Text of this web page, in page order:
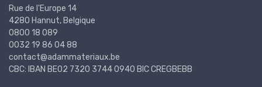
Rue de l'Europe 14
4280 Hannut, Belgique
0800 18 089
0032 19 86 04 88
contact@adammateriaux.be
CBC: IBAN BE02 7320 3744 0940 BIC CREGBEBB